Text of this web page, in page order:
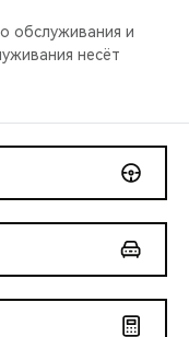
обслуживания и
несёт